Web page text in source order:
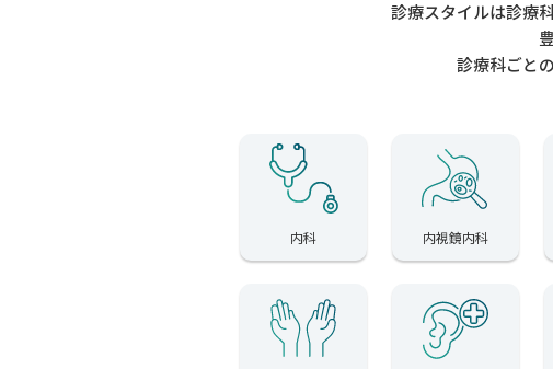
診療スタイルは診療
診療科ごと
内科 内視鏡内科